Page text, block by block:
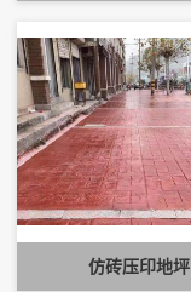
仿砖压印地坪